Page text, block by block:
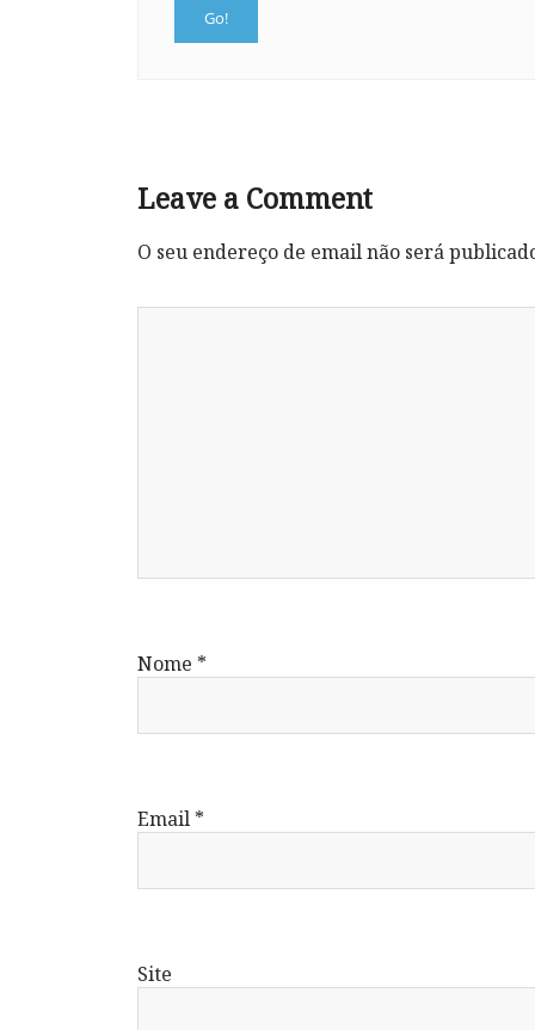
Leave a Comment
O seu endereço de email não será
Nome *
Email *
Site